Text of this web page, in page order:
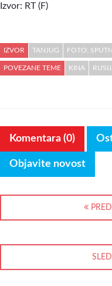
Izvor: RT (F)
IZVOR TANJUG FOTO:
POVEZANE TEME KINA
Komentara (0)
Objavite novost